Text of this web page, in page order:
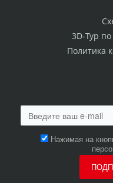
3D-Тур
Политика
Нажимая на